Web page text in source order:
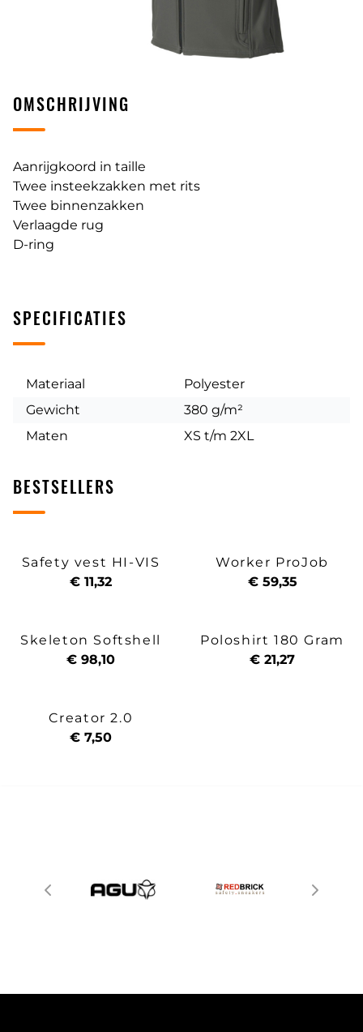
OMSCHRIJVING
Aanrijgkoord in taille
Twee insteekzakken met rits
Twee binnenzakken
Verlaagde rug
D-ring
SPECIFICATIES
Materiaal
Polyester
Gewicht
380 g/m²
Maten
XS t/m 2XL
BESTSELLERS
Safety vest HI-VIS
€ 11,32
Worker ProJob
€ 59,35
Skeleton Softshell
€ 98,10
Poloshirt 180 Gram
€ 21,27
Creator 2.0
€ 7,50